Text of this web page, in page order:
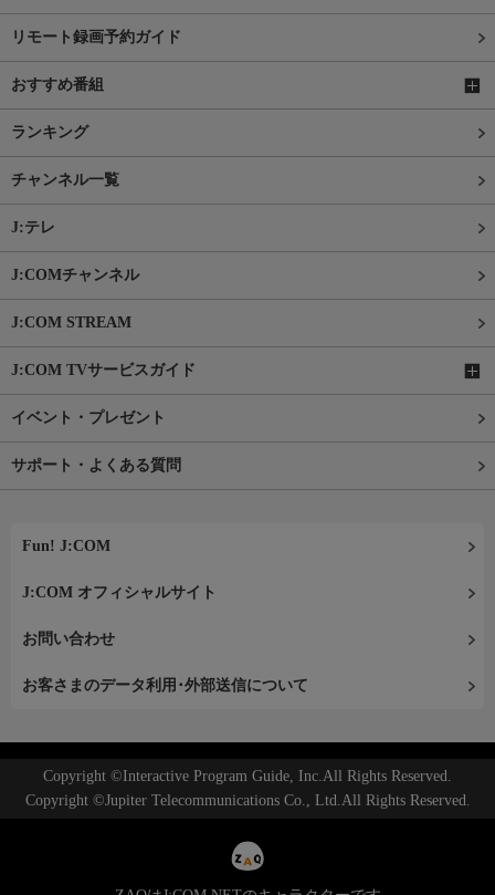
リモート録画予約ガイド
おすすめ番組
ランキング
チャンネル一覧
J:テレ
J:COMチャンネル
J:COM STREAM
J:COM TVサービスガイド
イベント・プレゼント
サポート・よくある質問
Fun! J:COM
J:COM オフィシャルサイト
お問い合わせ
お客さまのデータ利用･外部送信について
Copyright ©Interactive Program Guide, Inc.All Rights Reserved.
Copyright ©Jupiter Telecommunications Co., Ltd.All Rights Reserved.